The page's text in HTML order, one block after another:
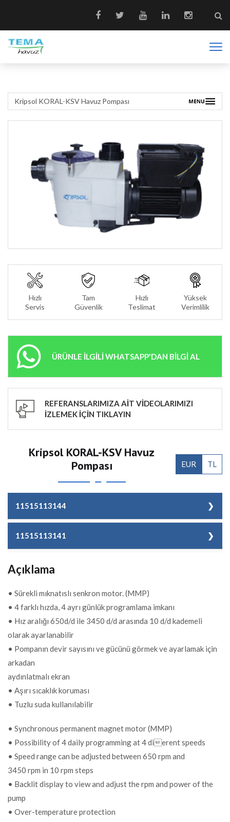
Hızlı
Servis
Tam
Güvenlik
Hızlı
Teslimat
Yüksek
Verimlilik
ÜRÜNLE İLGİLİ WHATSAPP'DAN BİLGİ AL
REFERANSLARIMIZA AİT VİDEOLARIMIZI
İZLEMEK İÇİN TIKLAYIN
Kripsol KORAL-KSV Havuz
Pompası
EUR TL
11515113144
GÜÇ (hp) 3,00
BAĞLANTI GİRİŞ
DEBİ m3/h *29,5
GÜÇ KW 1,4
AĞIRLIK Kg 1,4
11515113141
BAĞLANTI GİRİŞ
63 mm
DEBİ m3/h
AĞIRLIK Kg
FİYAT
Açıklama
• Sürekli mıknatıslı senkron motor. (MMP)
• 4 farklı hızda, 4 ayrı günlük programlama imkanı
• Hız aralığı 650d/d ile 3450 d/d arasında 10 d/d kademeli
olarak ayarlanabilir
• Pompanın devir sayısını ve gücünü görmek ve ayarlamak için
arkadan
aydınlatmalı ekran
• Aşırı sıcaklık koruması
• Tuzlu suda kullanılabilir
• Synchronous permanent magnet motor (MMP)
• Possibility of 4 daily programming at 4 dierent speeds
• Speed range can be adjusted between 650 rpm and
3450 rpm in 10 rpm steps
• Backlit display to view and adjust the rpm and power of the
pump
• Over-temperature protection